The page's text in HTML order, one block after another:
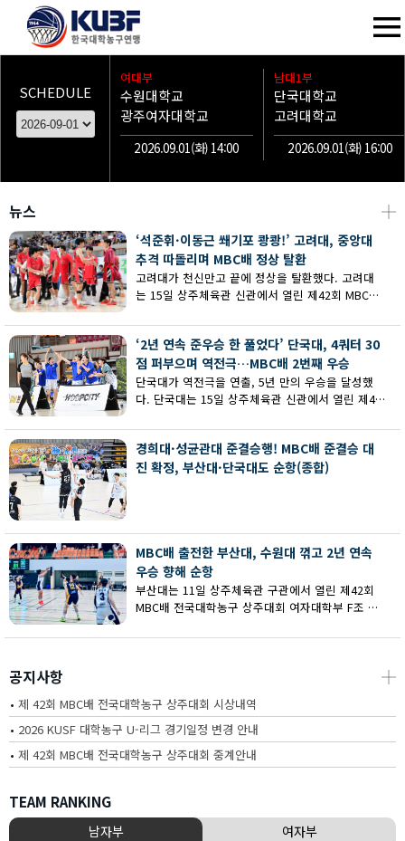
SCHEDULE
여대부
수원대학교
광주여자대학교
2026.09.01(화) 14:00
남대1부
단국대학교
고려대학교
2026.09.01(화) 16:00
뉴스 ┼
‘석준휘·이동근 쐐기포 쾅쾅!’ 고려대, 중앙대
추격 따돌리며 MBC배 정상 탈환
고려대가 천신만고 끝에 정상을 탈환했다. 고려대
는 15일 상주체육관 신관에서 열린 제42회 MBC배
추격을 따돌리며 73-62로 승리했다.
‘2년 연속 준우승 한 풀었다’ 단국대, 4쿼터 30
점 퍼부으며 역전극…MBC배 2번째 우승
단국대가 역전극을 연출, 5년 만의 우승을 달성했
다. 단국대는 15일 상주체육관 신관에서 열린 제42
서 부산대에 73-67로 역전승했다.
경희대·성균관대 준결승행! MBC배 준결승 대
진 확정, 부산대·단국대도 순항(종합)
MBC배 출전한 부산대, 수원대 꺾고 2년 연속
우승 향해 순항
부산대는 11일 상주체육관 구관에서 열린 제42회
MBC배 전국대학농구 상주대회 여자대학부 F조 예
공지사항 ┼
• 제 42회 MBC배 전국대학농구 상주대회 시상내역
• 2026 KUSF 대학농구 U-리그 경기일정 변경 안내
• 제 42회 MBC배 전국대학농구 상주대회 중계안내
TEAM RANKING
남자부 여자부